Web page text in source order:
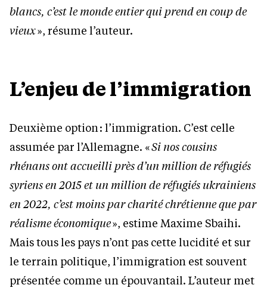
blancs, c’est le monde entier qui prend en coup de
vieux», résume l’auteur.
L’enjeu de l’immigration
Deuxième option : l’immigration. C’est celle
assumée par l’Allemagne. «Si nos cousins
rhénans ont accueilli près d’un million de réfugiés
syriens en 2015 et un million de réfugiés ukrainiens
en 2022, c’est moins par charité chrétienne que par
réalisme économique», estime Maxime Sbaihi.
Mais tous les pays n’ont pas cette lucidité et sur
le terrain politique, l’immigration est souvent
présentée comme un épouvantail. L’auteur met